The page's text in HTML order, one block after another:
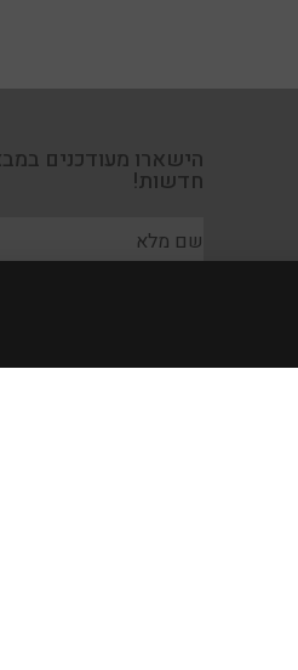
הישארו מעודכנים
חדשות!